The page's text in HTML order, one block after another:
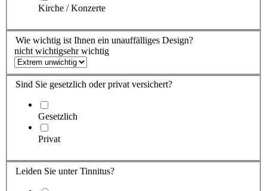
Kirche / Konzerte
Wie wichtig ist Ihnen ein unauffälliges Design?
nicht wichtigsehr wichtig
Sind Sie gesetzlich oder privat versichert?
Gesetzlich
Privat
Leiden Sie unter Tinnitus?